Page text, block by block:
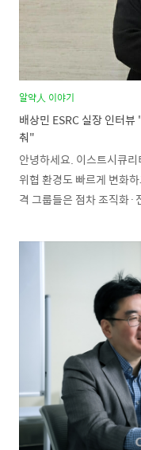
알약人 이야기
배상민 ESRC 실장 인터
춰"
안녕하세요. 이스트시큐
위협 환경도 빠르게 변화
격 그룹들은 점차 조직화
리티대응센터(ESRC) 배
를 통해 최근 사이버 위협
를 밝혔습니다. "공격자
근 공격자들의 형태를
설명했습니다. 랜섬웨어
분화된 분업 구조를 갖추
격자들 역시 다른 랜섬웨